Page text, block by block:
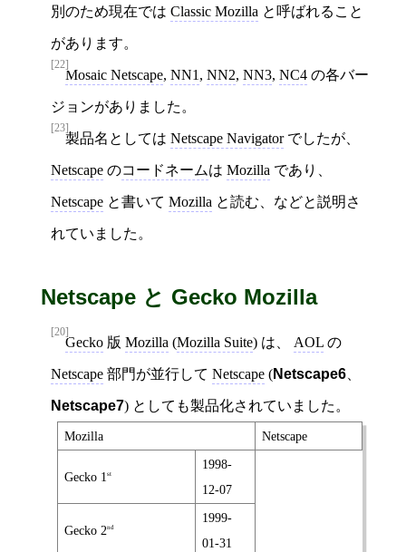
別のため現在では Classic Mozilla と呼ばれること
があります。
[22]
Mosaic Netscape, NN1 , NN2, NN3, NC4 の各バー
ジョンがありました。
[23]
製品名としては Netscape Navigatorでしたが、
Netscape のコードネームは Mozilla であり、
Netscape と書いて Mozilla と読む、などと説明さ
れていました。
Netscape と Gecko Mozilla
[20]
Gecko 版 Mozilla (Mozilla Suite) は、 AOL の
Netscape 部門が並行して Netscape (Netscape6
Netscape7) としても製品化されていました。
Mozilla Netscape
Gecko 1st
1998-
12-07
Gecko 2nd
1999-
01-31